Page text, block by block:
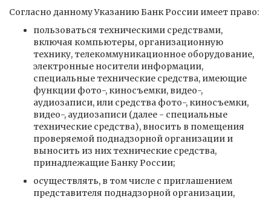
Согласно данному Указанию Банк России имеет право:
пользоваться техническими средствами,
включая компьютеры, организационную
технику, телекоммуникационное оборудование,
электронные носители информации,
специальные технические средства, имеющие
функции фото-, киносъемки, видео-,
аудиозаписи, или средства фото-, киносъемки,
видео-, аудиозаписи (далее - специальные
технические средства), вносить в помещения
проверяемой поднадзорной организации и
выносить из них технические средства,
принадлежащие Банку России;
осуществлять, в том числе с приглашением
представителя поднадзорной организации,